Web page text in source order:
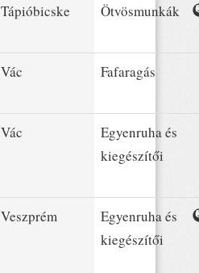
Tápióbicske Ötvösmunkák
Vác Fafaragás
Vác
Egyenruha és
kiegészítői
Veszprém
Egyenruha és
kiegészítői